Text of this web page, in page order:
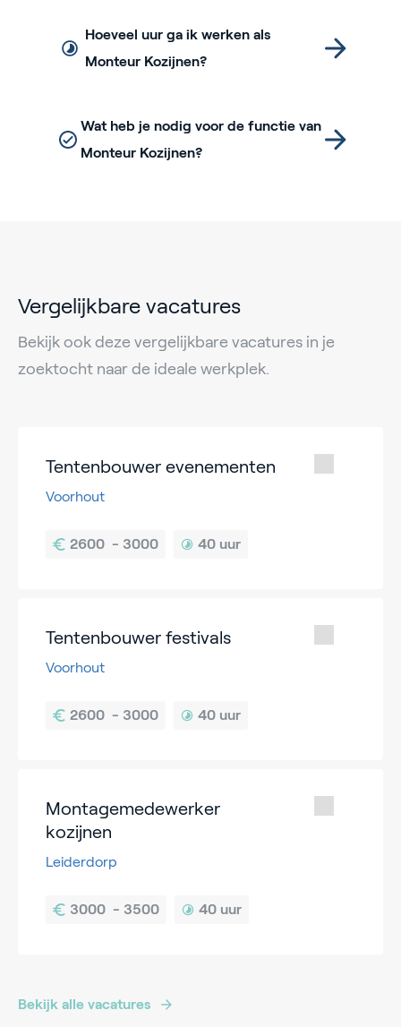
Hoeveel uur ga ik werken als
Monteur Kozijnen?
Wat heb je nodig voor de functie van
Monteur Kozijnen?
Vergelijkbare vacatures
Bekijk ook deze vergelijkbare vacatures in je
zoektocht naar de ideale werkplek.
Tentenbouwer evenementen
Voorhout
40 uur
Tentenbouwer festivals
Voorhout
40 uur
Montagemedewerker
kozijnen
Leiderdorp
40 uur
Bekijk alle vacatures